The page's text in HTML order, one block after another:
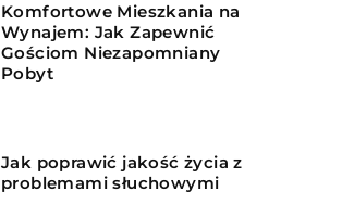
Komfortowe Mieszkania na
Wynajem: Jak Zapewnić
Gościom Niezapomniany
Pobyt
Jak poprawić jakość życia z
problemami słuchowymi